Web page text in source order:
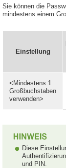
Sie können die
mindestens einem
Einstellung
<Mindestens 1
Großbuchstaben
verwenden>
Diese
und PIN.